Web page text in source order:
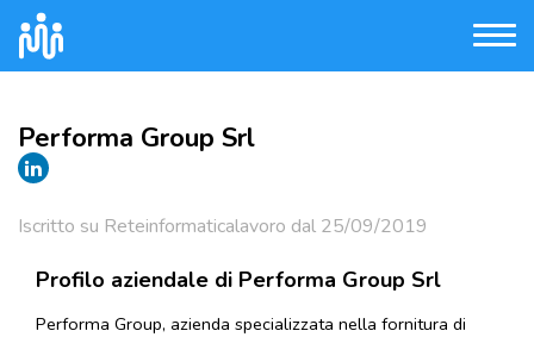
Performa Group Srl
Iscritto su Reteinformaticalavoro dal 25/09/2019
Profilo aziendale di Performa Group Srl
Performa Group, azienda specializzata nella fornitura di